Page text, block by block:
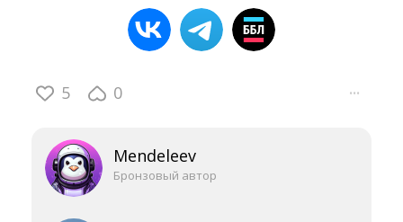
5 0 ···
Mendeleev
Бронзовый автор